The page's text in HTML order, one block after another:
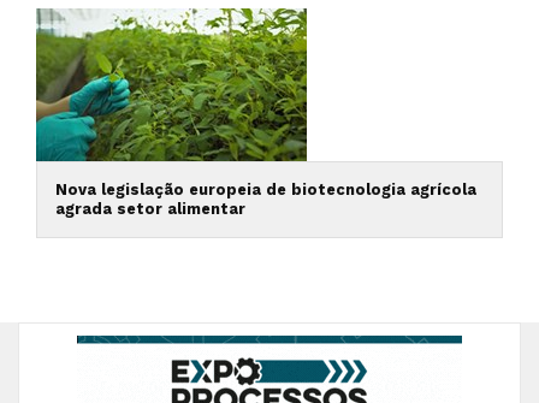
Nova legislação europeia de biotecnologia agrícola
agrada setor alimentar